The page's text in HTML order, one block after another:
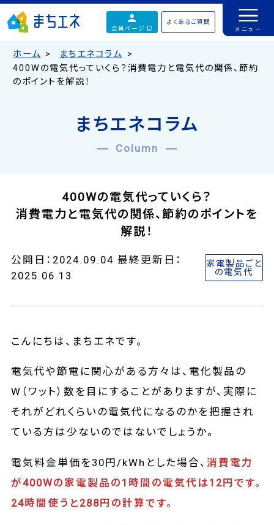
会員ページ
よくあるご質問
ホーム
まちエネコラム
400Wの電気代っていくら？消費電力と電気代の関係、節約
のポイントを解説！
まちエネコラム
Column
400Wの電気代っていくら？
消費電力と電気代の関係、節約のポイントを
解説！
公開日：2024.09.04 最終更新日：
2025.06.13
家電製品ごと
の電気代
こんにちは、まちエネです。
電気代や節電に関心がある方々は、電化製品の
W（ワット）数を目にすることがありますが、実際に
それがどれくらいの電気代になるのかを把握され
ている方は少ないのではないでしょうか。
電気料金単価を30円/kWhとした場合、消費電力
が400Wの家電製品の1時間の電気代は12円です。
24時間使うと288円の計算です。